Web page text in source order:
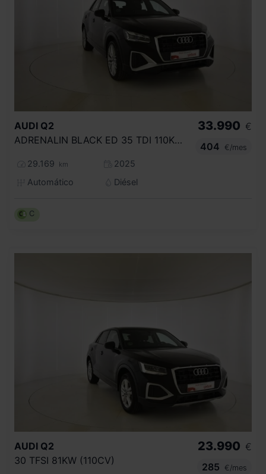
AUDI Q2
ADRENALIN BLACK ED 35 TDI 110KW S TRONIC
29.169 km
2025
Automático
Diésel
33.990 €
404
€/mes
C
AUDI Q2
30 TFSI 81KW (110CV)
23.990 €
285
€/mes